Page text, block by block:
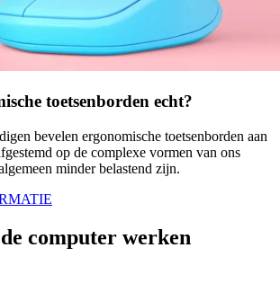
toetsenborden echt?
bevelen ergonomische toetsenborden aan
op de complexe vormen van ons
minder belastend zijn.
computer werken